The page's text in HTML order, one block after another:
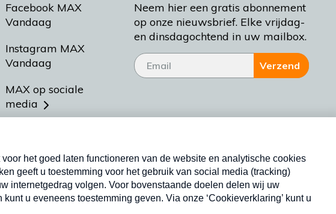
Facebook MAX
Vandaag
Instagram MAX
Vandaag
MAX op sociale
media
Meldpunt Actueel
Heel Holland Bakt
Neem hier een gratis abonnement
op onze nieuwsbrief. Elke vrijdag-
en dinsdagochtend in uw mailbox.
Verzend
Nieuwsbrief
Neem hier een gratis abonnement op onze